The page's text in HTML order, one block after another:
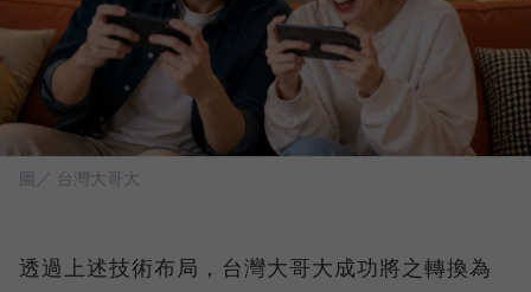
圖／ 台灣大哥大
透過上述技術布局，台灣大哥大成功將之轉換為